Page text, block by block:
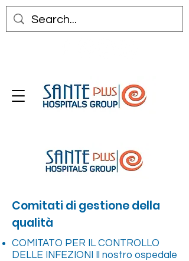
Comitati di gestione della
qualità
COMITATO PER IL CONTROLLO
DELLE INFEZIONI Il nostro ospedale